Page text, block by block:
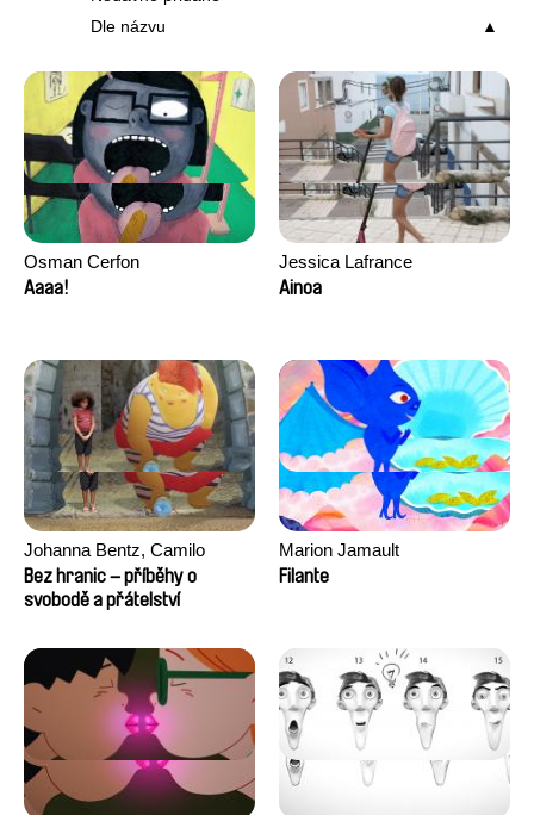
Dle názvu
Osman Cerfon
Aaaa!
Jessica Lafrance
Ainoa
Johanna Bentz, Camilo
Colmenares, Sandra Dajani,
Madeleine Dallmeyer, Nazgol
Khaled Nawal, Nada Riyad
Bez hranic – příběhy o
svobodě a přátelství
Marion Jamault
Filante